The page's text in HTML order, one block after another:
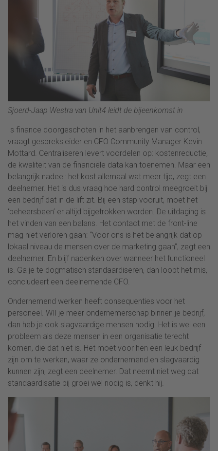
Sjoerd-Jaap Westra van Unit4 leidt de bijeenkomst in
Is finance doorgeschoten in het aanbrengen van control,
vraagt gespreksleider en CFO Community Manager Kevin
Mottard. Centraliseren levert voordelen op: kostenreductie,
de kwaliteit van de financiële data kan toenemen. Maar een
belangrijk nadeel: het kost allemaal wat meer tijd, zegt een
deelnemer. Het is dus vraag hoe hard control meegroeit bij
een bedrijf dat in de lift zit. Bij een stap vooruit, moet het
‘beheersbeen’ er altijd bijgetrokken worden. De uitdaging is
het vinden van een balans. Het contact met de front-line
mag niet verloren gaan: “Voor ons is het belangrijk dat op
lokaal niveau de mensen over de marketing gaan”, zegt een
deelnemer. En blijf nadenken over wanneer het functioneel
is. Ga je te dogmatisch standaardiseren, dan loopt het mis,
concludeert een deelnemende CFO.
Ondernemend werken heeft consequenties voor het
personeel. WIl je meer ondernemerschap binnen je bedrijf,
dan heb je ook slagvaardige mensen nodig. Het is wel een
probleem als deze mensen in een organisatie terecht
komen, die dat niet is. Het moet voor hen een leuk bedrijf
zijn om te werken, waar ze ondernemend en slagvaardig
kunnen zijn, zegt een deelnemer. Dat neemt niet weg dat
standaardisatie bij groei wel nodig is, denkt hij.